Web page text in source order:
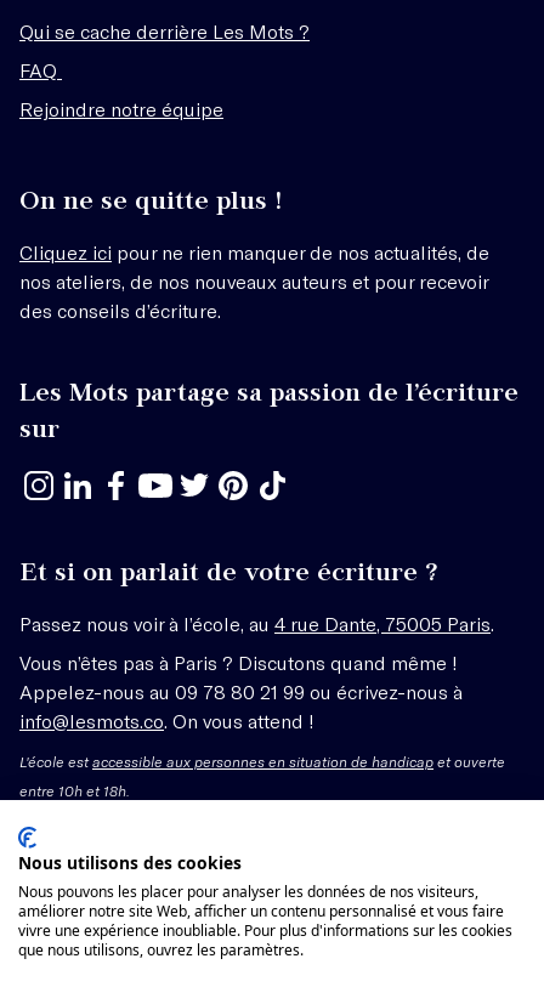
Qui se cache derrière Les Mots ?
FAQ
Rejoindre notre équipe
On ne se quitte plus !
Cliquez ici pour ne rien manquer de nos actualités, de
nos ateliers, de nos nouveaux auteurs et pour recevoir
des conseils d’écriture.
Les Mots partage sa passion de l’écriture
sur
Et si on parlait de votre écriture ?
Passez nous voir à l’école, au 4 rue Dante, 75005 Paris
Vous n’êtes pas à Paris ? Discutons quand même !
Appelez-nous au 09 78 80 21 99 ou écrivez-nous à
info@lesmots.co . On vous attend !
L'école estaccessible aux personnes en situation de handicap et ouverte
entre 10h et 18h.
Mentions légales – CGV
Organisme de formation enregistré sous le numéro
11755662775 auprès du préfet de région Île-de-France.
Nous utilisons des cookies
Nous pouvons les placer pour analyser les données de nos visiteurs,
améliorer notre site Web, afficher un contenu personnalisé et vous faire
vivre une expérience inoubliable. Pour plus d'informations sur les cookies
que nous utilisons, ouvrez les paramètres.